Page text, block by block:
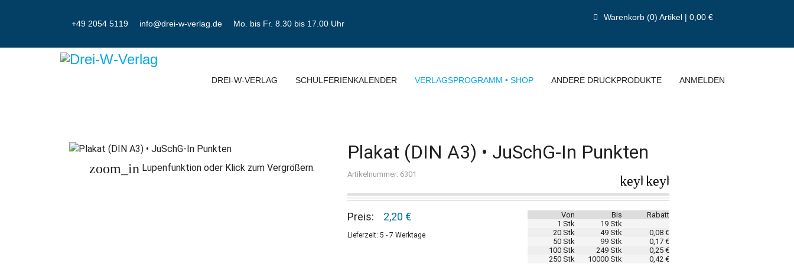
+49 2054 5119 info@drei-w-verlag.de Mo. bis Fr. 8.30 bis 17.00 Uhr
Warenkorb (0) Artikel | 0,00 €
DREI-W-VERLAG SCHULFERIENKALENDER VERLAGSPROGRAMM • SHOP ANDERE DRUCKPRODUKTE ANMELDEN
zoom_in Lupenfunktion oder Klick zum Vergrößern.
Plakat (DIN A3) • JuSchG-In Punkten
Artikelnummer: 6301 keyboard_arrow_left
keyboard_arrow_right
Von Bis
Rabatt
1 Stk
19 Stk
20 Stk
49 Stk
0,08 €
50 Stk
99 Stk
0,17 €
100 Stk
249 Stk
0,25 €
250 Stk
10000 Stk 0,42 €
Preis: 2,20 €
Lieferzeit: 5 - 7 Werktage